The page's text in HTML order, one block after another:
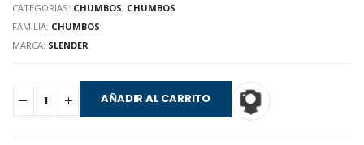
CATEGORIAS: CHUMBOS, CHUMBOS
FAMILIA: CHUMBOS
MARCA: SLENDER
AÑADIR AL CARRITO